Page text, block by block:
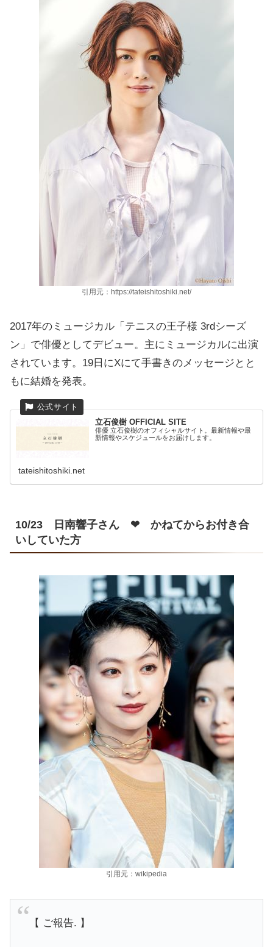
引用元：https://tateishitoshiki.net/
2017年のミュージカル「テニスの王子様 3rdシーズ
ン」で俳優としてデビュー。主にミュージカルに出演
されています。19日にXにて手書きのメッセージとと
もに結婚を発表。
立石俊樹 OFFICIAL SITE
俳優 立石俊樹のオフィシャルサイト。最新情報や最
新情報やスケジュールをお届けします。
tateishitoshiki.net
10/23 日南響子さん ❤ かねてからお付き合
いしていた方
引用元：wikipedia
【 ご報告. 】